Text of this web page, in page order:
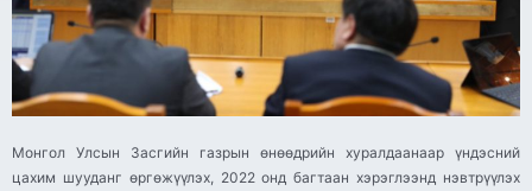
Монгол Улсын Засгийн газрын өнөөдрийн хуралдаанаар үндэсний
цахим шууданг өргөжүүлэх, 2022 онд багтаан хэрэглээнд нэвтрүүлэх